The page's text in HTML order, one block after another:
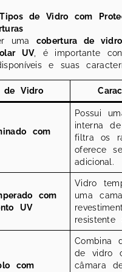
de Vidro com
uma cobertura de
UV, é importante
e suas
de Vidro
com
Possui
interna
filtra os
oferece
adicional.
com
UV
Vidro
uma
resistente
com
Combina
de vidro
câmara